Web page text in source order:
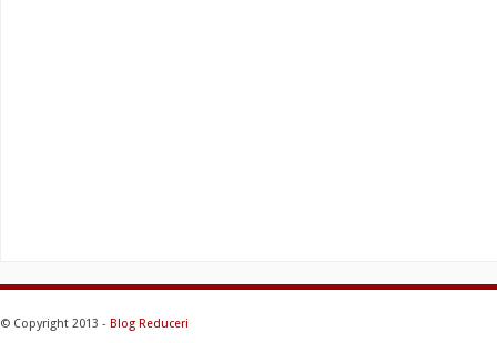
© Copyright 2013 - Blog Reduceri